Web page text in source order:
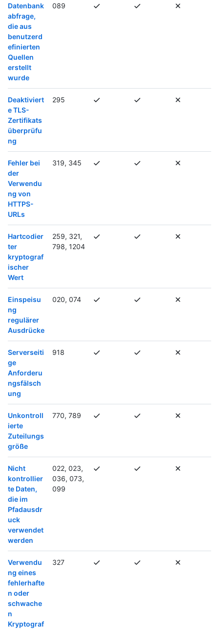
Datenbank
abfrage,
die aus
benutzerd
efinierten
Quellen
erstellt
wurde
089
Deaktiviert
e TLS-
Zertifikats
überprüfu
ng
295
Fehler bei
der
Verwendu
ng von
HTTPS-
URLs
319, 345
Hartcodier
ter
kryptograf
ischer
Wert
259, 321,
798, 1204
Einspeisu
ng
regulärer
Ausdrücke
020, 074
Serverseiti
ge
Anforderu
ngsfälsch
ung
918
Unkontroll
ierte
Zuteilungs
größe
770, 789
Nicht
kontrollier
te Daten,
die im
Pfadausdr
uck
verwendet
werden
022, 023,
036, 073,
099
Verwendu
ng eines
fehlerhafte
n oder
schwache
n
Kryptograf
327